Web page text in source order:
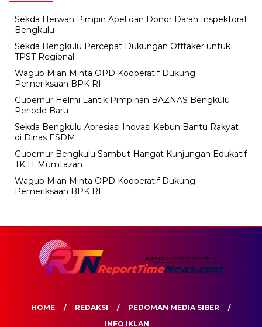
Sekda Herwan Pimpin Apel dan Donor Darah Inspektorat
Bengkulu
Sekda Bengkulu Percepat Dukungan Offtaker untuk
TPST Regional
Wagub Mian Minta OPD Kooperatif Dukung
Pemeriksaan BPK RI
Gubernur Helmi Lantik Pimpinan BAZNAS Bengkulu
Periode Baru
Sekda Bengkulu Apresiasi Inovasi Kebun Bantu Rakyat
di Dinas ESDM
Gubernur Bengkulu Sambut Hangat Kunjungan Edukatif
TK IT Mumtazah
Wagub Mian Minta OPD Kooperatif Dukung
Pemeriksaan BPK RI
HOME REDAKSI
PEDOMAN MEDIA SIBER
INFO IKLAN